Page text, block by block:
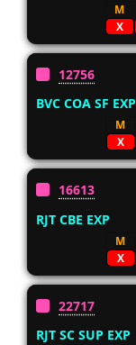
M
X
12756
BVC COA SF EXP
M
X
16613
RJT CBE EXP
M
X
22717
RJT SC SUP EXP